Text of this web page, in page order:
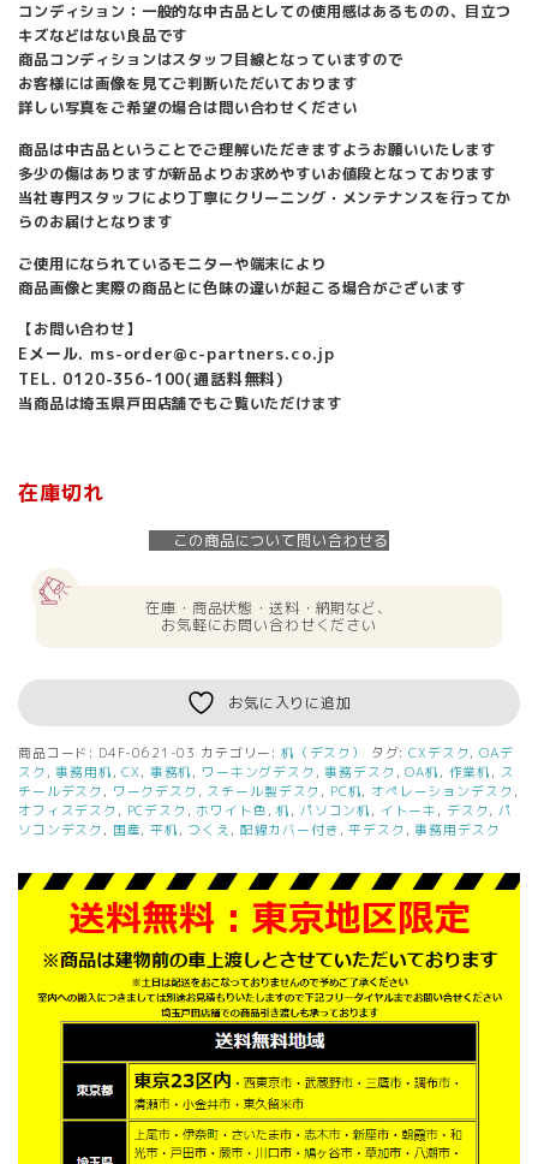
コンディション：一般的な中古品としての使用感はあるものの、目立つ
キズなどはない良品です
商品コンディションはスタッフ目線となっていますので
お客様には画像を見てご判断いただいております
詳しい写真をご希望の場合は問い合わせください
商品は中古品ということでご理解いただきますようお願いいたします
多少の傷はありますが新品よりお求めやすいお値段となっております
当社専門スタッフにより丁寧にクリーニング・メンテナンスを行ってか
らのお届けとなります
ご使用になられているモニターや端末により
商品画像と実際の商品とに色味の違いが起こる場合がございます
【お問い合わせ】
Eメール. ms-order@c-partners.co.jp
TEL. 0120-356-100(通話料無料)
当商品は埼玉県戸田店舗でもご覧いただけます
在庫切れ
この商品について問い合わせる
在庫・商品状態・送料・納期など、
お気軽にお問い合わせください
お気に入りに追加
商品コード: D4F-0621-03 カテゴリー: 机（デスク） タグ:CXデスク ,OAデ
スク ,事務用机 ,CX , 事務机 , ワーキングデスク ,事務デスク ,OA机 , 作業机 , ス
チールデスク , ワークデスク , スチール製デスク , PC机, オペレーションデスク ,
オフィスデスク , PCデスク , ホワイト色 ,机 , パソコン机 , イトーキ , デスク ,パ
ソコンデスク , 国産,平机 , つくえ , 配線カバー付き ,平デスク ,事務用デスク